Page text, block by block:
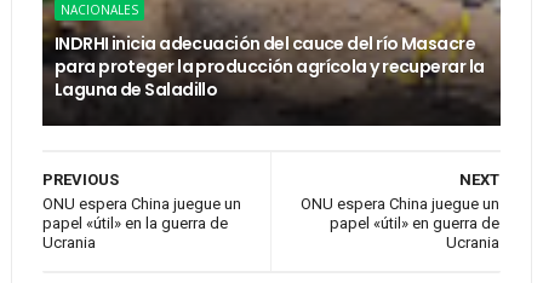
NACIONALES
INDRHI inicia adecuación del cauce del río Masacre
para proteger la producción agrícola y recuperar la
Laguna de Saladillo
NEXT
ONU espera China juegue un
papel «útil» en guerra de
Ucrania
PREVIOUS
ONU espera China juegue un
papel «útil» en la guerra de
Ucrania